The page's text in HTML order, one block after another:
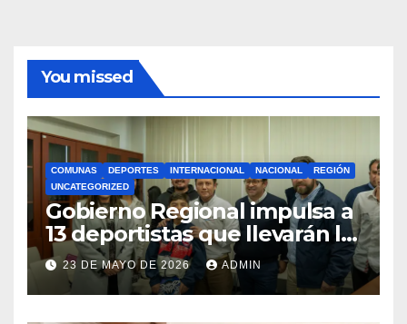
You missed
COMUNAS DEPORTES INTERNACIONAL NACIONAL
REGIÓN
UNCATEGORIZED
Gobierno Regional impulsa a
13 deportistas que llevarán la
bandera maulina a
competencias
internacionales
23 DE MAYO DE 2026 ADMIN